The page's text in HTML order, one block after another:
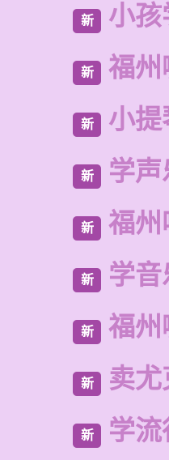
新 小孩
新 福州
新 小提
新 学
新 福州
新 学
新 福州
新 卖
新 学